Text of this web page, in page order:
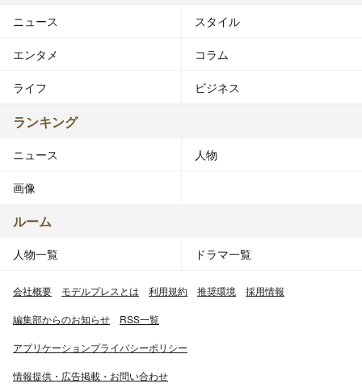
ニュース スタイル
エンタメ コラム
ライフ ビジネス
ランキング
ニュース 人物
画像
ルーム
人物一覧 ドラマ一覧
会社概要 モデルプレスとは 利用規約 推奨環境 採用情報
編集部からのお知らせ RSS一覧
アプリケーションプライバシーポリシー
情報提供・広告掲載・お問い合わせ